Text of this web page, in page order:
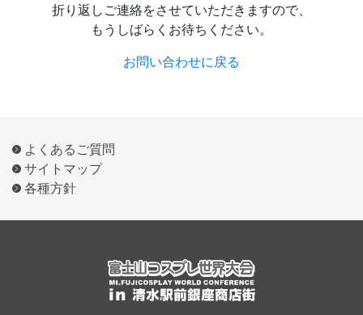
折り返しご連絡をさせていただきますので、
もうしばらくお待ちください。
お問い合わせに戻る
よくあるご質問
サイトマップ
各種方針